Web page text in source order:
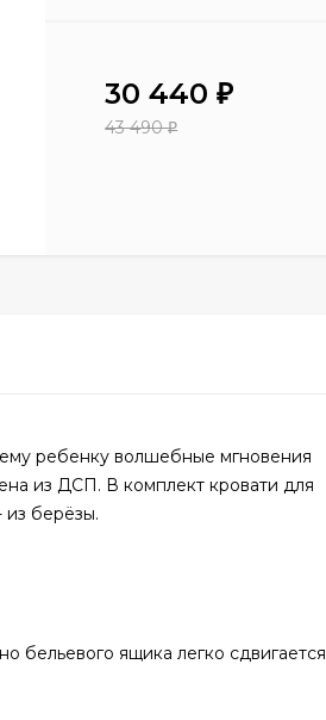
30 440₽
43 490₽
ребенку волшебные мгновения
из ДСП. В комплект кровати для
из берёзы.
бельевого ящика легко сдвигается